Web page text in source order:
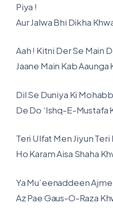
Piya !
Aur Jalwa Bhi Dikha
Aah ! Kitni Der Se Main
Jaane Main Kab Aaunga
Dil Se Duniya Ki
De Do ‘Ishq-E-Mustafa
Teri Ulfat Men Jiyun
Ho Karam Aisa Shaha
Ya Mu’eenaddeen
Az Pae Gaus-O-Raza